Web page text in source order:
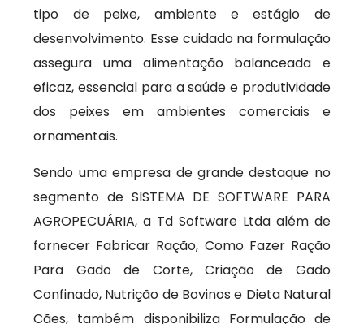
tipo de peixe, ambiente e estágio de
desenvolvimento. Esse cuidado na formulação
assegura uma alimentação balanceada e
eficaz, essencial para a saúde e produtividade
dos peixes em ambientes comerciais e
ornamentais.
Sendo uma empresa de grande destaque no
segmento de SISTEMA DE SOFTWARE PARA
AGROPECUÁRIA, a Td Software Ltda além de
fornecer Fabricar Ração, Como Fazer Ração
Para Gado de Corte, Criação de Gado
Confinado, Nutrição de Bovinos e Dieta Natural
Cães, também disponibiliza Formulação de